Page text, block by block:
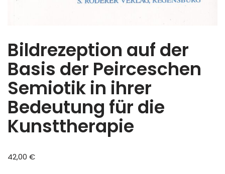
Bildrezeption auf der
Basis der Peirceschen
Semiotik in ihrer
Bedeutung für die
Kunsttherapie
42,00 €